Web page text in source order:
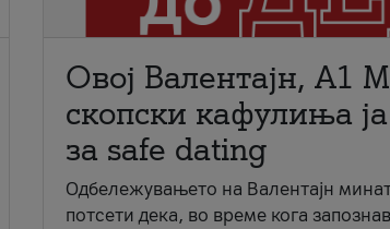
Овој Валентајн, A1
скопски кафулиња
за safe dating
Одбележувањето на Валентајн
потсети дека, во време кога